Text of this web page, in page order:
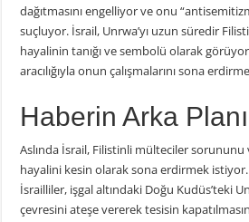
dağıtmasını engelliyor ve onu
suçluyor. İsrail, Unrwa’yı uzun süredir
hayalinin tanığı ve sembolü olarak görüyor
aracılığıyla onun çalışmalarını sona
Haberin Arka Planı
Aslında İsrail, Filistinli mülteciler sorununu
hayalini kesin olarak sona erdirmek
İsrailliler, işgal altındaki Doğu Kudüs’teki
çevresini ateşe vererek tesisin